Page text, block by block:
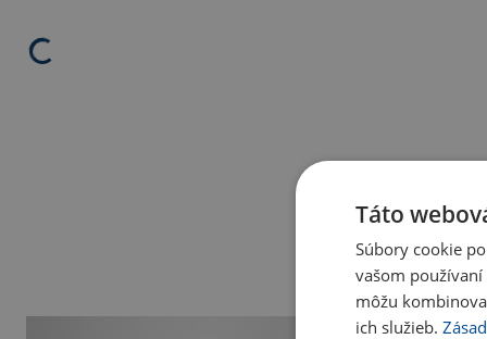
Táto
Súbory cookie
vašom
môžu
ich služieb.